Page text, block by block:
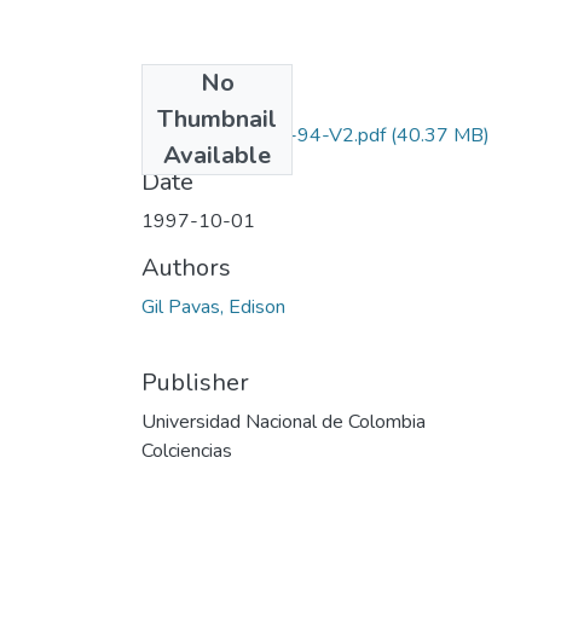
No
Thumbnail
Available
1115-13-236-94-V2.pdf(40.37 MB)
Date
1997-10-01
Authors
Gil Pavas, Edison
Publisher
Universidad Nacional de Colombia
Colciencias